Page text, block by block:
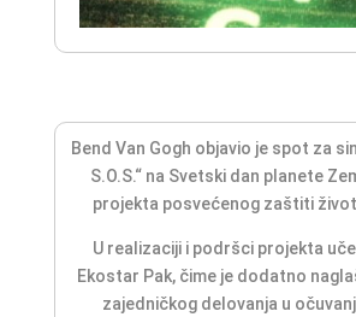
Bend Van Gogh objavio je spot za
S.O.S.“ na Svetski dan planete
projekta posvećenog zaštiti
U realizaciji i podršci projekta
Ekostar Pak, čime je dodatno
zajedničkog delovanja u